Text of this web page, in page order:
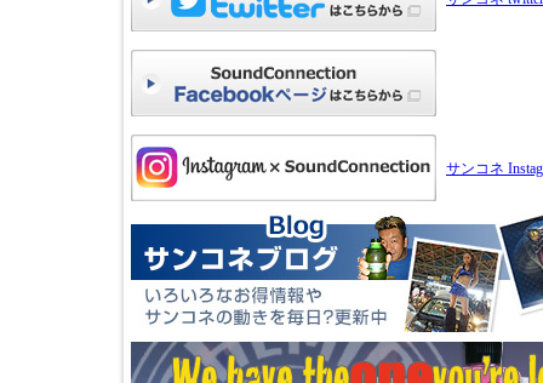
サンコネ